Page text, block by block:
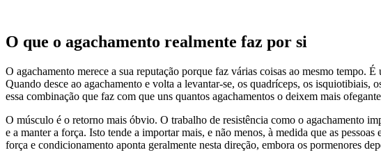
O que o agachamento realmente faz por si
O agachamento merece a sua reputação porque faz várias coisas ao mesmo tempo.
Quando desce ao agachamento e volta a levantar-se, os quadríceps, os isquiotibiais,
essa combinação que faz com que uns quantos agachamentos o deixem mais
O músculo é o retorno mais óbvio. O trabalho de resistência como o agachamento
e a manter a força. Isto tende a importar mais, e não menos, à medida que as
força e condicionamento aponta geralmente nesta direção, embora os pormenores